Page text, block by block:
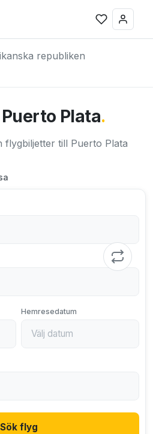
republiken
Plata.
flygbiljetter till Puerto Plata
Hemresedatum
Sök flyg